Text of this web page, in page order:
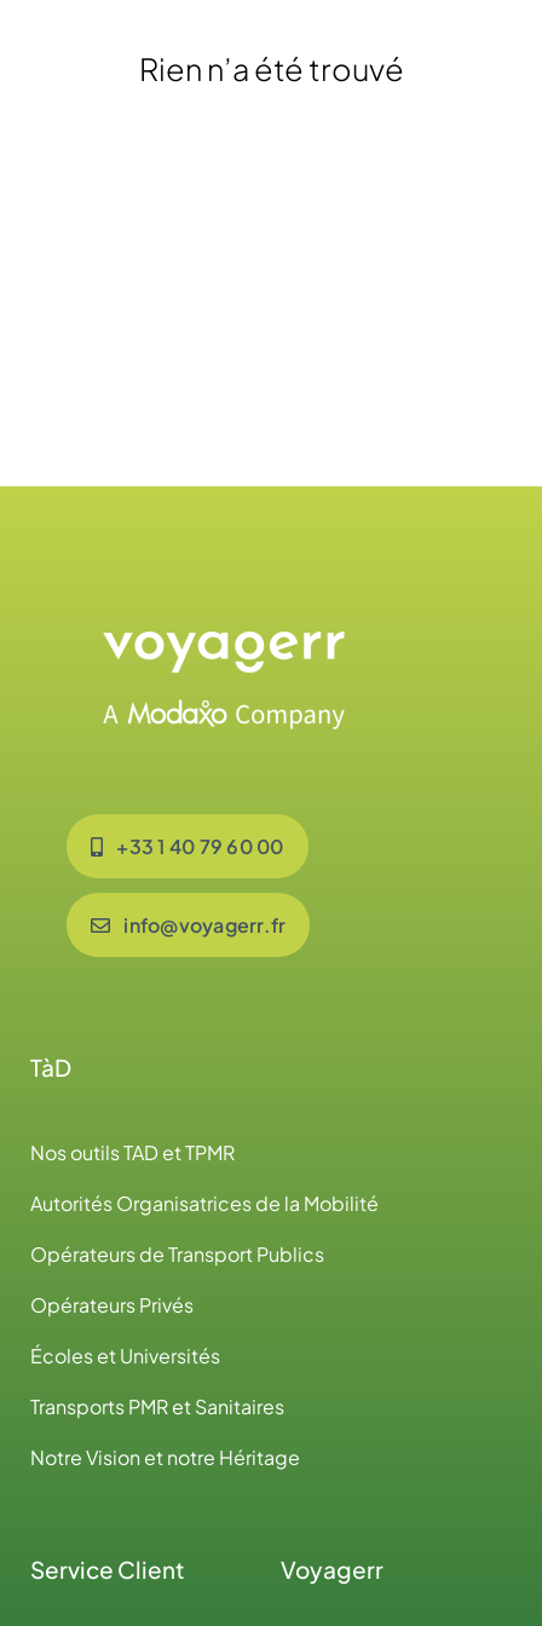
Rien n’a été trouvé
+33 1 40 79 60 00
info@voyagerr.fr
TàD
Nos outils TAD et TPMR
Autorités Organisatrices de la Mobilité
Opérateurs de Transport Publics
Opérateurs Privés
Écoles et Universités
Transports PMR et Sanitaires
Notre Vision et notre Héritage
Service Client Voyagerr